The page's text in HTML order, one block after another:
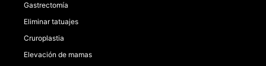
Gastrectomía
Eliminar tatuajes
Cruroplastia
Elevación de mamas